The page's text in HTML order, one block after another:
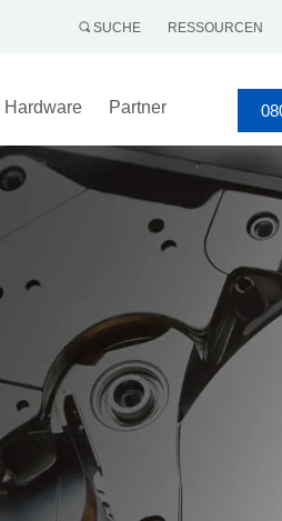
SUCHE RESSOURCEN
Hardware Partner